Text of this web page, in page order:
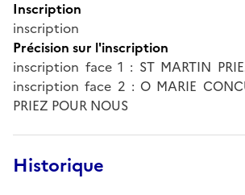
Inscription
inscription
Précision sur l'inscription
inscription face 1 : ST MARTIN
inscription face 2 : O MARIE
PRIEZ POUR NOUS
Historique